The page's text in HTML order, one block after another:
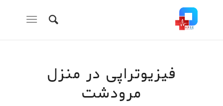
فیزیوتراپی در منزل
مرودشت